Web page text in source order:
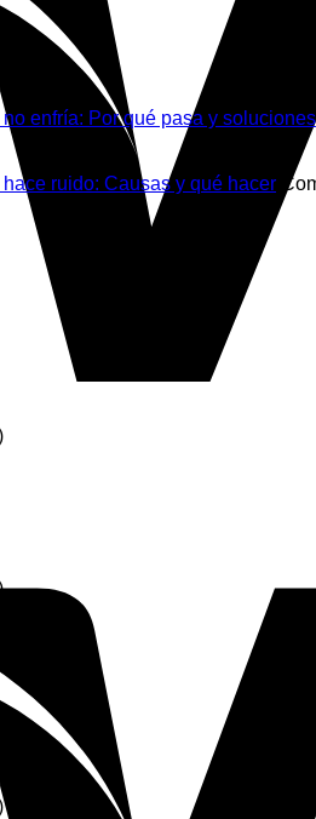
enfría: Por qué pasa y soluciones
ruido: Causas y qué hacer